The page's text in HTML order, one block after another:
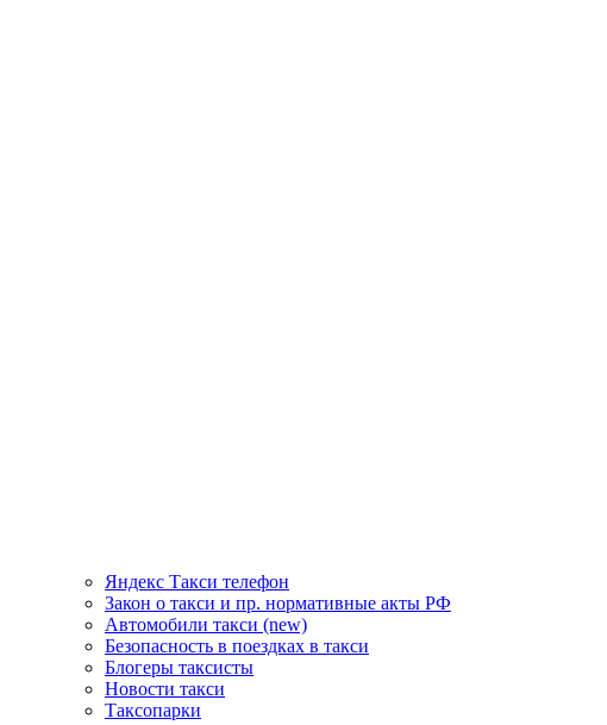
Яндекс Такси телефон
Закон о такси и пр. нормативные акты РФ
Автомобили такси (new)
Безопасность в поездках в такси
Блогеры таксисты
Новости такси
Таксопарки